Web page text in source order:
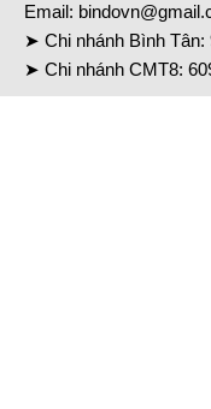
Email:
➤ Chi nhánh Bình
➤ Chi nhánh CMT8: